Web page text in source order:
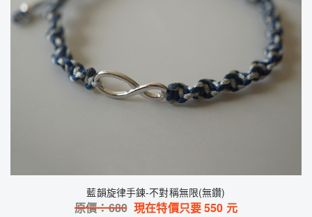
藍韻旋律手鍊-不對稱無限(無鑽)
原價：680 現在特價只要550 元